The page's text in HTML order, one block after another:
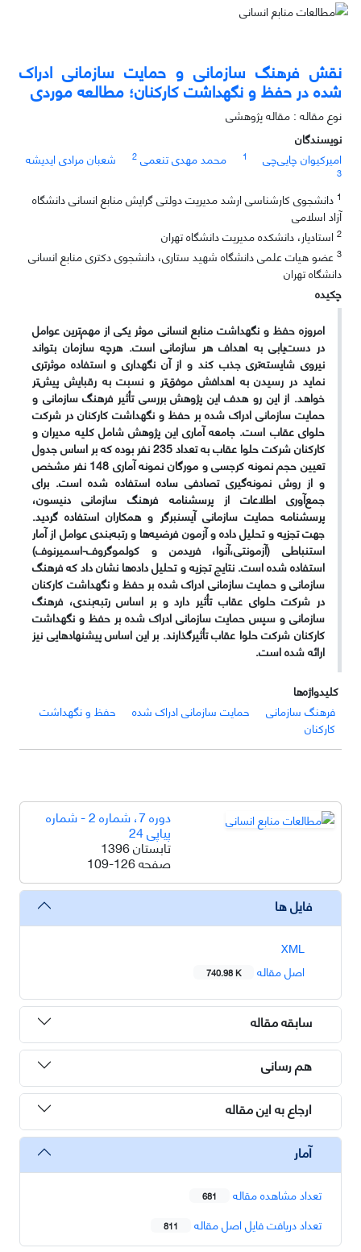
نقش فرهنگ سازمانی و حمایت سازمانی ادراک
شده در حفظ و نگهداشت کارکنان؛ مطالعه موردی
نوع مقاله : مقاله پژوهشی
نویسندگان
امیرکیوان چایی‌چی
1 محمد مهدی تنعمی 2 شعبان مرادی ایدیشه
3
1 دانشجوی کارشناسی ارشد مدیریت دولتی گرایش منابع انسانی دانشگاه
آزاد اسلامی
2 استادیار، دانشکده مدیریت دانشگاه تهران
3 عضو هیات علمی دانشگاه شهید ستاری، دانشجوی دکتری منابع انسانی
دانشگاه تهران
چکیده
امروزه حفظ و نگهداشت منابع انسانی موثر یکی از مهم‌ترین عوامل
در دست‌یابی به اهداف هر سازمانی است. هرچه سازمان بتواند
نیروی شایسته‌تری جذب کند و از آن نگهداری و استفاده موثرتری
نماید در رسیدن به اهدافش موفق‌تر و نسبت به رقبایش پیش‌تر
خواهد. از این رو هدف این پژوهش بررسی تأثیر فرهنگ سازمانی و
حمایت سازمانی ادراک شده بر حفظ و نگهداشت کارکنان در شرکت
حلوای عقاب است. جامعه آماری این پژوهش شامل کلیه مدیران و
کارکنان شرکت حلوا عقاب به تعداد 235 نفر بوده که بر اساس جدول
تعیین حجم نمونه کرجسی و مورگان نمونه آماری 148 نفر مشخص
و از روش نمونه‌گیری تصادفی ساده استفاده شده است. برای
جمع‌آوری اطلاعات از پرسشنامه فرهنگ سازمانی دنیسون،
پرسشنامه حمایت سازمانی آیسنبرگر و همکاران استفاده گردید.
جهت تجزیه و تحلیل داده و آزمون فرضیه‌ها و رتبه‌بندی عوامل از آمار
استنباطی (آزمونتی،آنوا، فریدمن و کولموگروف-اسمیرنوف)
استفاده شده است. نتایج تجزیه و تحلیل داده‌ها نشان داد که فرهنگ
سازمانی و حمایت سازمانی ادراک شده بر حفظ و نگهداشت کارکنان
در شرکت حلوای عقاب تأثیر دارد و بر اساس رتبه‌بندی، فرهنگ
سازمانی و سپس حمایت سازمانی ادراک شده بر حفظ و نگهداشت
کارکنان شرکت حلوا عقاب تأثیرگذارند. بر این اساس پیشنهادهایی نیز
ارائه شده است.
کلیدواژه‌ها
فرهنگ سازمانی
حمایت سازمانی ادراک شده
حفظ و نگهداشت
کارکنان
دوره 7، شماره 2 - شماره
پیاپی 24
تابستان 1396
صفحه109-126
فایل ها
XML
اصل مقاله
740.98 K
سابقه مقاله
هم رسانی
ارجاع به این مقاله
آمار
تعداد مشاهده مقاله 681
تعداد دریافت فایل اصل مقاله 811